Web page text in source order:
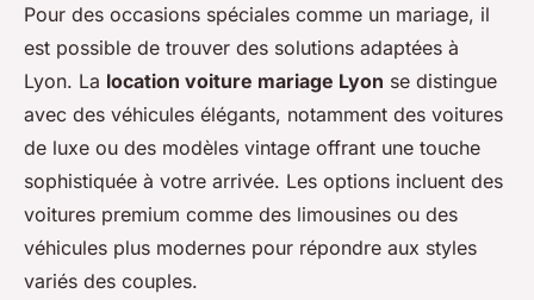
Pour des occasions spéciales comme un mariage, il
est possible de trouver des solutions adaptées à
Lyon. La location voiture mariage Lyon se distingue
avec des véhicules élégants, notamment des voitures
de luxe ou des modèles vintage offrant une touche
sophistiquée à votre arrivée. Les options incluent des
voitures premium comme des limousines ou des
véhicules plus modernes pour répondre aux styles
variés des couples.